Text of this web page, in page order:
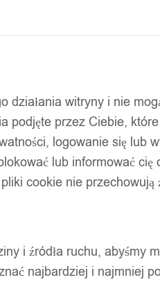
witryny i nie
podjęte przez Ciebie,
logowanie się lub
lub informować
cookie nie
i źródła ruchu, abyśmy
najbardziej i najmniej